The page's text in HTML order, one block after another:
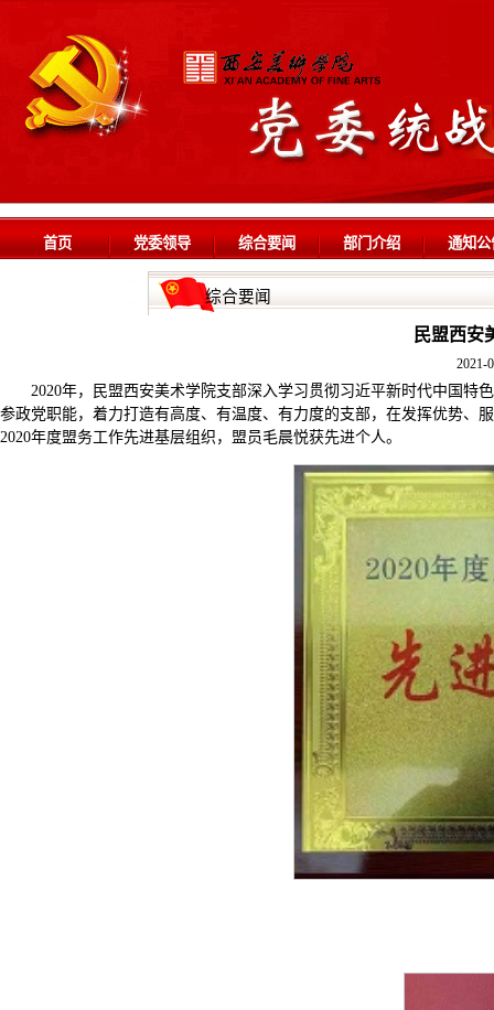
首页 党委领导 综合要闻 部门介绍 通知
综合要闻
民盟西安
2021-
2020年，民盟西安美术学院支部深入学习贯彻习近平新时代中国
参政党职能，着力打造有高度、有温度、有力度的支部，在发挥优势、
2020年度盟务工作先进基层组织，盟员毛晨悦获先进个人。